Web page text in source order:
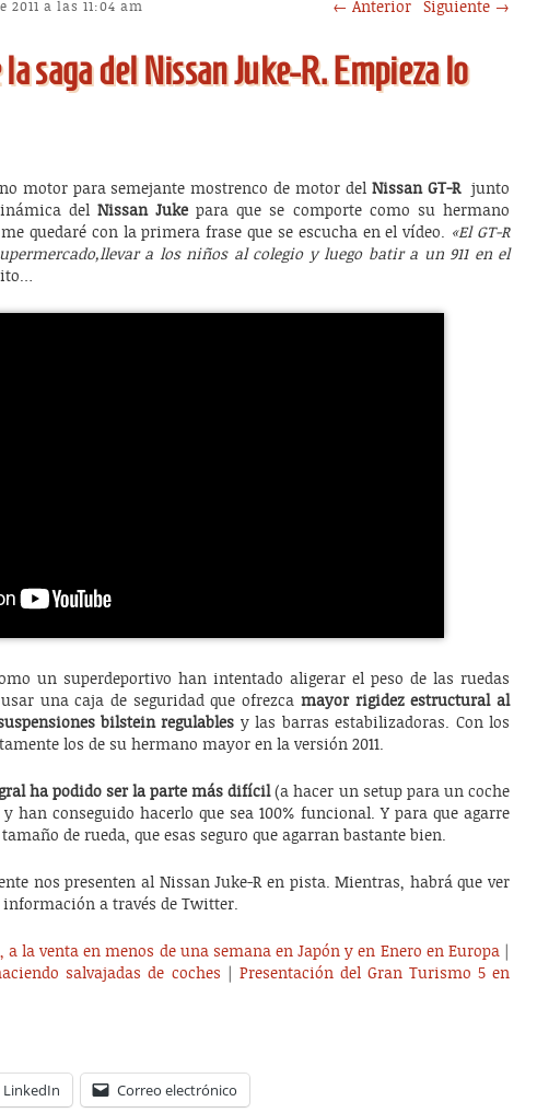
← Anterior Siguiente →
saga del Nissan Juke-R. Empieza lo
a las 11:04 am
motor para semejante mostrenco de motor delNissan GT-R junto
del Nissan Juke para que se comporte como su hermano
quedaré con la primera frase que se escucha en el vídeo. «El GT-R
a los niños al colegio y luego batir a un 911 en el
un superdeportivo han intentado aligerar el peso de las ruedas
una caja de seguridad que ofrezca mayor rigidez estructural al
bilstein regulables y las barras estabilizadoras. Con los
los de su hermano mayor en la versión 2011.
ha podido ser la parte más difícil(a hacer un setup para un coche
han conseguido hacerlo que sea 100% funcional. Y para que agarre
de rueda, que esas seguro que agarran bastante bien.
nos presenten al Nissan Juke-R en pista. Mientras, habrá que ver
información a través de Twitter.
a la venta en menos de una semana en Japón y en Enero en Europa|
salvajadas de coches
Presentación del Gran Turismo 5 en
LinkedIn Correo electrónico